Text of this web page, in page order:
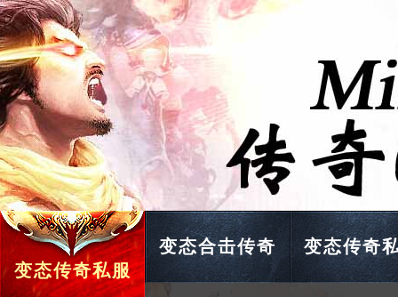
变态传奇私服
变态合击传奇 变态传奇